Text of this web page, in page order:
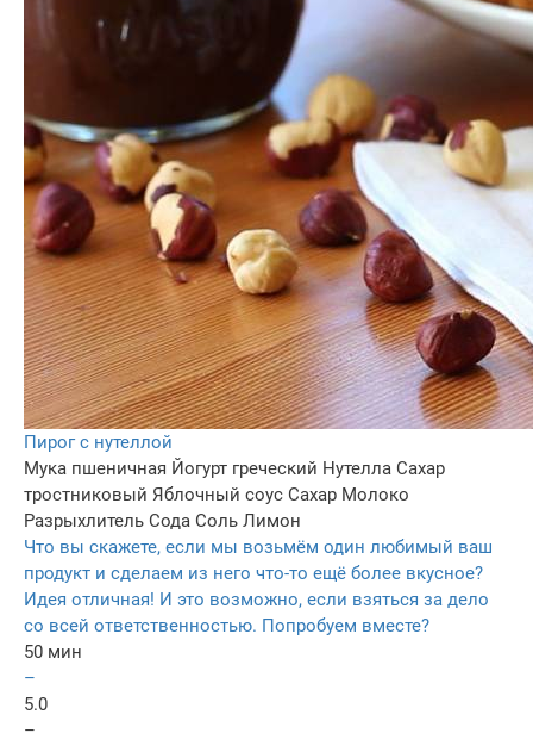
Пирог с нутеллой
Мука пшеничная Йогурт греческий Нутелла Сахар
тростниковый Яблочный соус Сахар Молоко
Разрыхлитель Сода Соль Лимон
Что вы скажете, если мы возьмём один любимый ваш
продукт и сделаем из него что-то ещё более вкусное?
Идея отличная! И это возможно, если взяться за дело
со всей ответственностью. Попробуем вместе?
50 мин
–
5.0